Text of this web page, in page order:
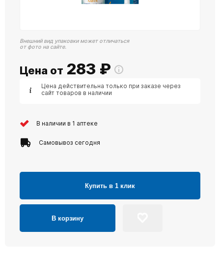
Внешний вид упаковки может отличаться
от фото на сайте.
Цена от 283 ₽
Цена действительна только при заказе через
сайт товаров в наличии
В наличии в 1 аптеке
Самовывоз сегодня
Купить в 1 клик
В корзину